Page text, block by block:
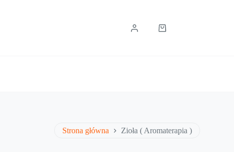
Koszyk
Strona główna Zioła ( Aromaterapia )